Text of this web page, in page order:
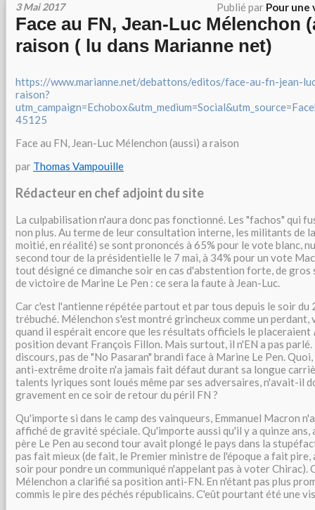
3 Mai 2017 Publié par Pour une
Face au FN, Jean-Luc Mélenchon
raison ( lu dans Marianne net)
https://www.marianne.net/debattons/editos/face-au-fn-jean-
raison?
45125
Face au FN, Jean-Luc Mélenchon (aussi) a raison
par Thomas Vampouille
Rédacteur en chef adjoint du site
La culpabilisation n'aura donc pas fonctionné. Les "fachos" qui
non plus. Au terme de leur consultation interne, les militants de
moitié, en réalité) se sont prononcés à 65% pour le vote blanc,
second tour de la présidentielle le 7 mai, à 34% pour un vote
tout désigné ce dimanche soir en cas d'abstention forte, de gros
de victoire de Marine Le Pen : ce sera la faute à Jean-Luc.
Car c'est l'antienne répétée partout et par tous depuis le soir du
trébuché. Mélenchon s'est montré grincheux comme un perdant,
quand il espérait encore que les résultats officiels le placeraient
position devant François Fillon. Mais surtout, il n'EN a pas parlé.
discours, pas de "No Pasaran" brandi face à Marine Le Pen.
anti-extrême droite n'a jamais fait défaut durant sa longue
talents lyriques sont loués même par ses adversaires, n'avait-il
gravement en ce soir de retour du péril FN ?
Qu'importe si dans le camp des vainqueurs, Emmanuel Macron
affiché de gravité spéciale. Qu'importe aussi qu'il y a quinze
père Le Pen au second tour avait plongé le pays dans la
pas fait mieux (de fait, le Premier ministre de l'époque a fait
soir pour pondre un communiqué n'appelant pas à voter Chirac).
Mélenchon a clarifié sa position anti-FN. En n'étant pas plus
commis le pire des péchés républicains. C'eût pourtant été une